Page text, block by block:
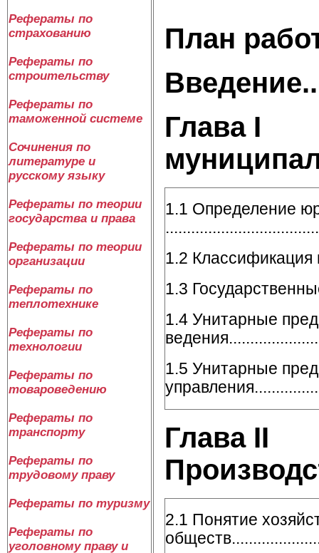
Рефераты по
страхованию
Рефераты по
строительству
Рефераты по
таможенной системе
Сочинения по
литературе и
русскому языку
Рефераты по теории
государства и права
Рефераты по теории
организации
Рефераты по
теплотехнике
Рефераты по
технологии
Рефераты по
товароведению
Рефераты по
транспорту
Рефераты по
трудовому праву
Рефераты по туризму
Рефераты по
уголовному праву и
План
Глава I
1.1 Определение
1.2 Классификация
1.3
1.4 Унитарные
1.5 Унитарные
Глава II
2.1 Понятие